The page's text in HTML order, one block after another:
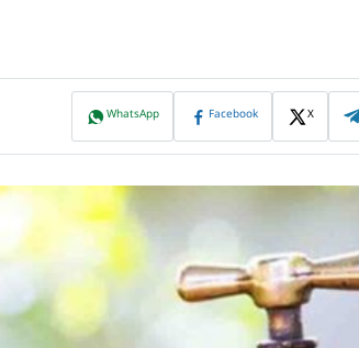
WhatsApp Facebook X